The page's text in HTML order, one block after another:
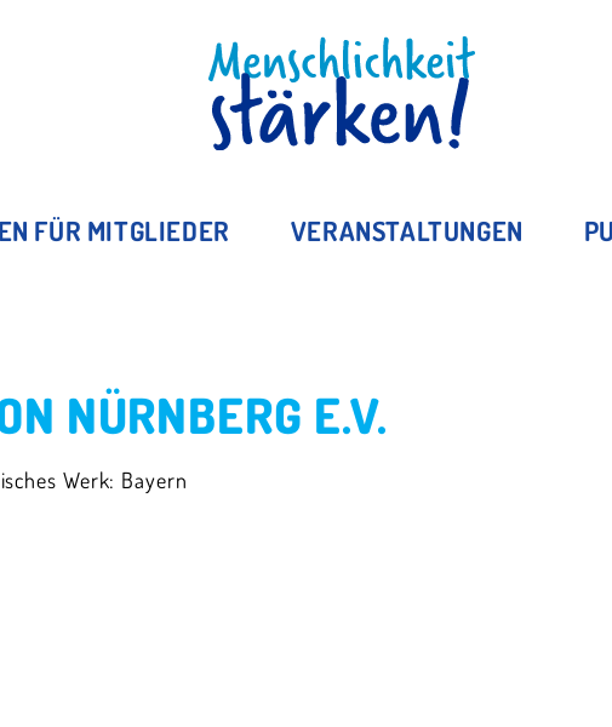
MITGLIED WERDEN
FÜR MITGLIEDER VERANSTALTUNGEN
NÜRNBERG E.V.
Werk: Bayern